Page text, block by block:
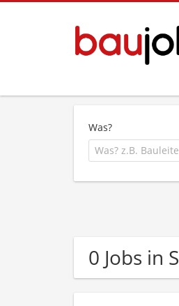
Was?
0 Jobs in